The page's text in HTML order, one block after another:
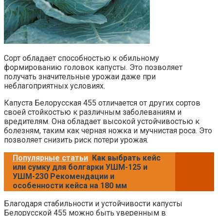
Сорт обладает способностью к обильному
формированию головок капусты. Это позволяет
получать значительные урожаи даже при
неблагоприятных условиях.
Капуста Белорусская 455 отличается от других сортов
своей стойкостью к различным заболеваниям и
вредителям. Она обладает высокой устойчивостью к
болезням, таким как черная ножка и мучнистая роса. Это
позволяет снизить риск потери урожая.
Популярные статьи Как выбрать кейс
или сумку для болгарки УШМ-125 и
УШМ-230 Рекомендации и
особенности кейса на 180 мм
Благодаря стабильности и устойчивости капусты
Белорусской 455 можно быть уверенным в